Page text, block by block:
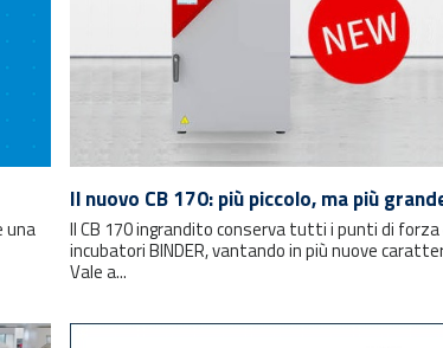
una
Il nuovo CB 170: più piccolo, ma più
Il CB 170 ingrandito conserva tutti i punti di forza
incubatori BINDER, vantando in più nuove
Vale a...